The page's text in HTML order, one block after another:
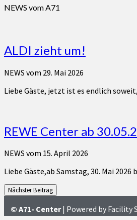
NEWS vom A71
ALDI zieht um!
NEWS vom 29. Mai 2026
Liebe Gäste, jetzt ist es endlich
REWE Center ab
NEWS vom 15. April 2026
Liebe Gäste,ab Samstag, 30. Mai 2026
Nächster Beitrag
© A71- Center| Powered by Facility